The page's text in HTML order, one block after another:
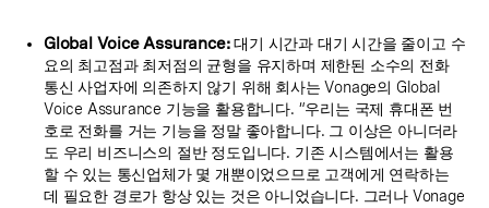
Global Voice Assurance:대기 시간과 대기 시간을 줄이고 수
요의 최고점과 최저점의 균형을 유지하며 제한된 소수의 전화
통신 사업자에 의존하지 않기 위해 회사는 Vonage의 Global
Voice Assurance 기능을 활용합니다. “우리는 국제 휴대폰 번
호로 전화를 거는 기능을 정말 좋아합니다. 그 이상은 아니더라
도 우리 비즈니스의 절반 정도입니다. 기존 시스템에서는 활용
할 수 있는 통신업체가 몇 개뿐이었으므로 고객에게 연락하는
데 필요한 경로가 항상 있는 것은 아니었습니다. 그러나 Vonage